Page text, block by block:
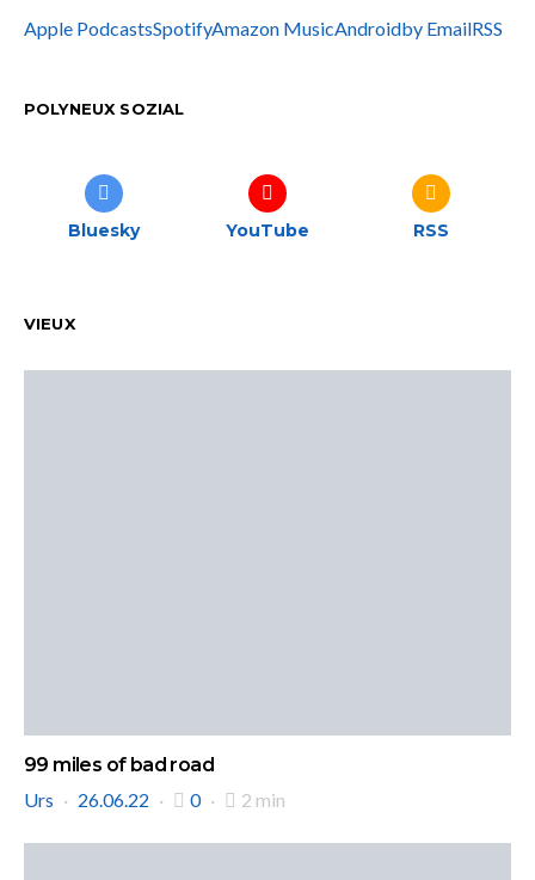
Apple PodcastsSpotifyAmazon MusicAndroidby EmailRSS
POLYNEUX SOZIAL
Bluesky YouTube RSS
VIEUX
99 miles of bad road
Urs
26.06.22 0 2 min